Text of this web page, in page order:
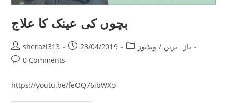
بچوں کی عینک کا علاج
Post
author:
sherazi313
Post23/04/2019
Post
تازہ ترین / ویڈیوز
Post0 Comments
https://youtu.be/feOQ76ibWXo